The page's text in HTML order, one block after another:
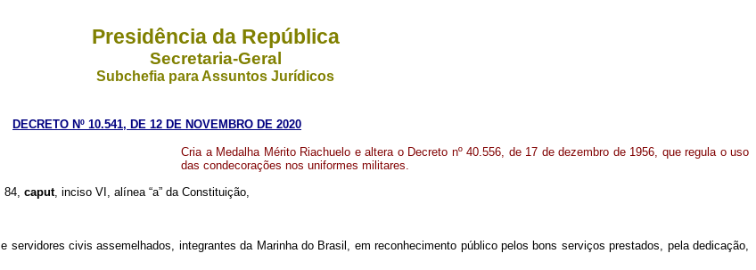
Presidência da República
Secretaria-Geral
Subchefia para Assuntos Jurídicos
DECRETO Nº 10.541, DE 12 DE NOVEMBRO DE 2020
Cria a Medalha Mérito Riachuelo e altera o Decreto nº 40.556, de 17 de dezembro de 1956, que regula o uso
das condecorações nos uniformes militares.
84, caput, inciso VI, alínea “a” da Constituição,
civis assemelhados, integrantes da Marinha do Brasil, em reconhecimento público pelos bons serviços prestados, pela dedicação,